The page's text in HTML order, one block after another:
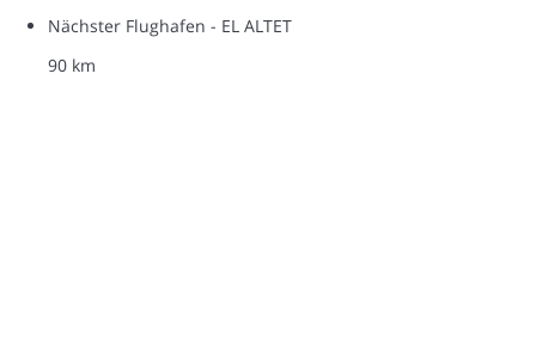
Nächster Flughafen - EL ALTET
90 km